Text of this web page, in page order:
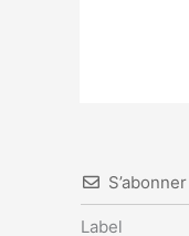
S’abonner
Label